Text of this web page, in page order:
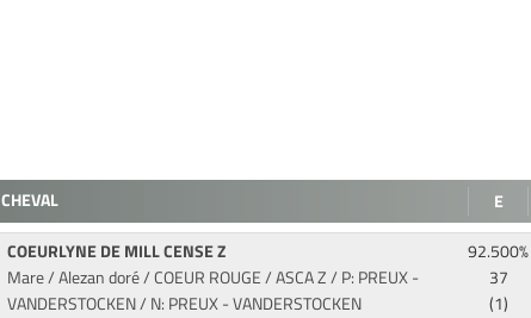
CHEVAL E
COEURLYNE DE MILL CENSE Z
Mare / Alezan doré / COEUR ROUGE / ASCA Z/ P: PREUX -
VANDERSTOCKEN / N: PREUX - VANDERSTOCKEN
92.500%
37
(1)